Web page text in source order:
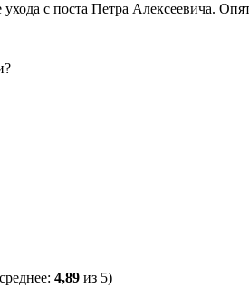
с поста Петра Алексеевича.
4,89 из 5)